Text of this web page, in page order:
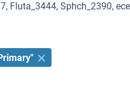
Fluta_3444, Sphch_2390,